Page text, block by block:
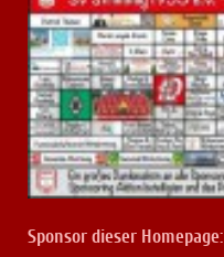
Sponsor dieser Homepage: